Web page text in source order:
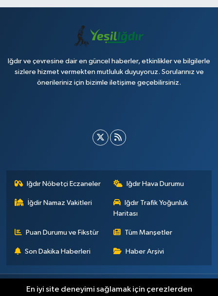
Iğdır ve çevresine dair en güncel haberler, etkinlikler ve bilgilerle
sizlere hizmet vermekten mutluluk duyuyoruz. Sorularınız ve
önerileriniz için bizimle iletişime geçebilirsiniz.
Iğdır Nöbetçi Eczaneler Iğdır Hava Durumu
İğdir Namaz Vakitleri
Iğdır Trafik Yoğunluk
Haritası
Puan Durumu ve Fikstür Tüm Manşetler
Son Dakika Haberleri Haber Arşivi
Künye İletişim Çerez Politikası Gizlilik ilkeleri
En iyi site deneyimi sağlamak için çerezlerden